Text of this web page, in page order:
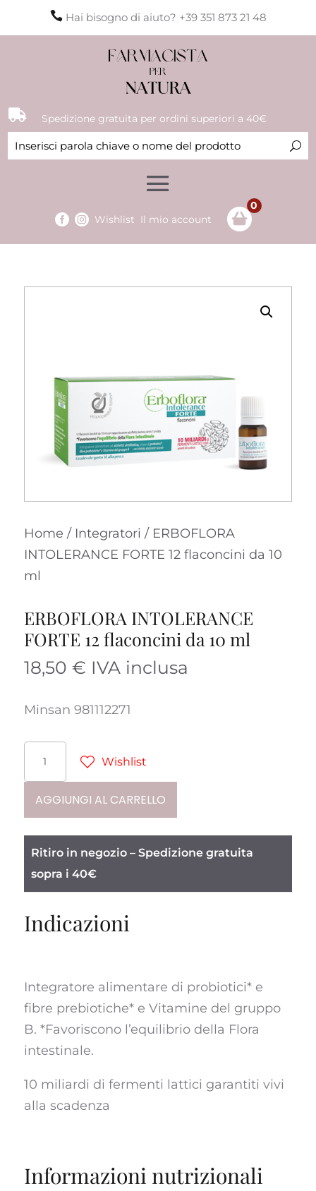
Hai bisogno di aiuto? +39 351 873 21 48
 Spedizione gratuita per ordini superiori a 40€
  Wishlist Il mio account
0
Home / Integratori / ERBOFLORA
INTOLERANCE FORTE 12 flaconcini da 10
ml
ERBOFLORA INTOLERANCE
FORTE 12 flaconcini da 10 ml
18,50 € IVA inclusa
Minsan 981112271
INTOLERANCE
FORTE
12
flaconcini
da
10
quantità
Wishlist
AGGIUNGI AL CARRELLO
Ritiro in negozio – Spedizione gratuita
sopra i 40€
Indicazioni
Integratore alimentare di probiotici* e
fibre prebiotiche* e Vitamine del gruppo
B. *Favoriscono l’equilibrio della Flora
intestinale.
10 miliardi di fermenti lattici garantiti vivi
alla scadenza
Informazioni nutrizionali